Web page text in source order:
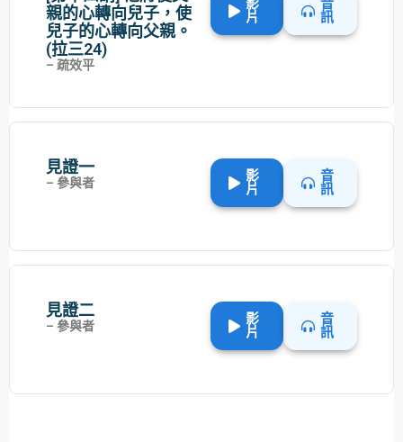
親的心轉向兒子，使
兒子的心轉向父親。
(拉三24)
– 疏效平
影
片
音
訊
見證​一
– 參與者
影
片
音
訊
見證​二
– 參與者
影
片
音
訊